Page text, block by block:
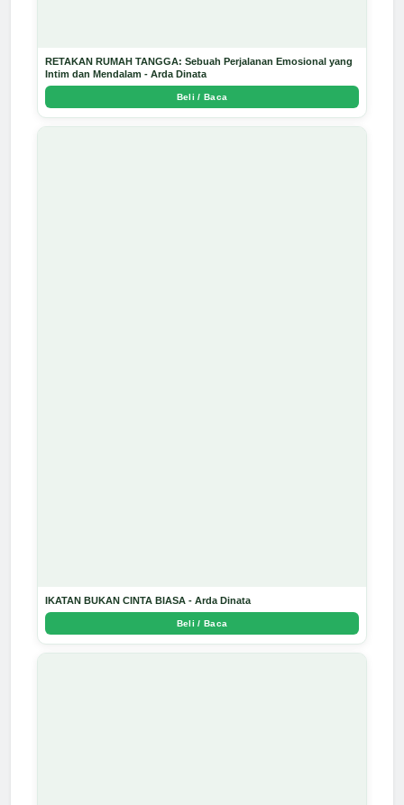
RETAKAN RUMAH TANGGA: Sebuah Perjalanan Emosional yang
Intim dan Mendalam - Arda Dinata
Beli / Baca
IKATAN BUKAN CINTA BIASA - Arda Dinata
Beli / Baca